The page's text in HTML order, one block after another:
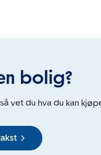
bolig?
vet du hva du kan